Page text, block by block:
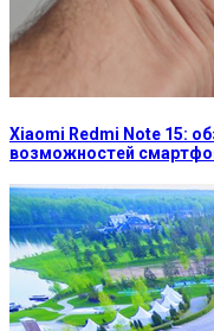
Xiaomi Redmi Note 15:
возможностей